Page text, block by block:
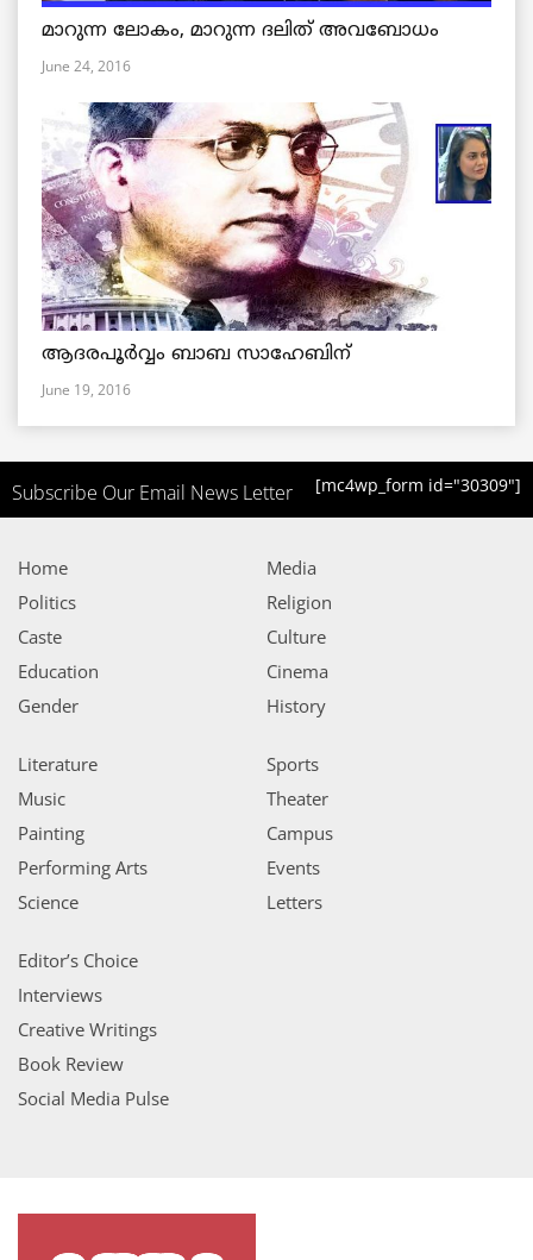
മാറുന്ന ലോകം, മാറുന്ന ദലിത് അവബോധം
June 24, 2016
ആദരപൂര്‍വ്വം ബാബ സാഹേബിന്
June 19, 2016
Subscribe Our Email News Letter [mc4wp_form id="30309"]
Home
Politics
Caste
Education
Gender
Media
Religion
Culture
Cinema
History
Literature
Music
Painting
Performing Arts
Science
Sports
Theater
Campus
Events
Letters
Editor’s Choice
Interviews
Creative Writings
Book Review
Social Media Pulse